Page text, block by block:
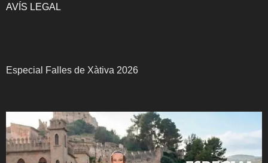
AVÍS LEGAL
Especial Falles de Xàtiva 2026